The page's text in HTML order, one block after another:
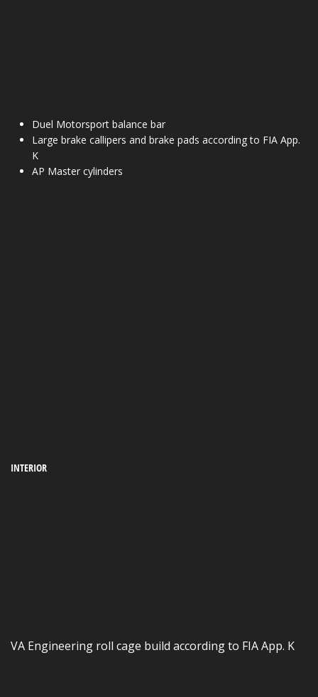
Duel Motorsport balance bar
Large brake callipers and brake pads according to FIA App.
K
AP Master cylinders
INTERIOR
VA Engineering roll cage build according to FIA App. K